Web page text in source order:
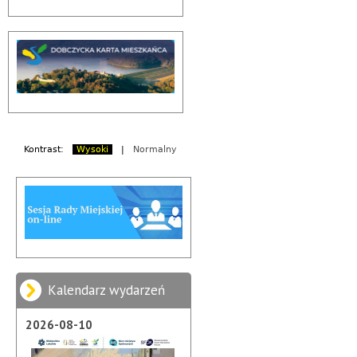
Kontrast: Wysoki | Normalny
Kalendarz wydarzeń
2026-08-10
2026-08-21